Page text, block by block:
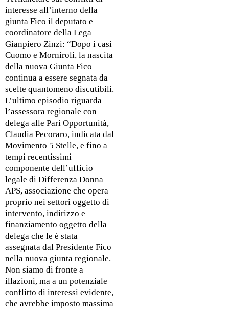
interesse all’interno della
giunta Fico il deputato e
coordinatore della Lega
Gianpiero Zinzi: “Dopo i casi
Cuomo e Morniroli, la nascita
della nuova Giunta Fico
continua a essere segnata da
scelte quantomeno discutibili.
L’ultimo episodio riguarda
l’assessora regionale con
delega alle Pari Opportunità,
Claudia Pecoraro, indicata dal
Movimento 5 Stelle, e fino a
tempi recentissimi
componente dell’ufficio
legale di Differenza Donna
APS, associazione che opera
proprio nei settori oggetto di
intervento, indirizzo e
finanziamento oggetto della
delega che le è stata
assegnata dal Presidente Fico
nella nuova giunta regionale.
Non siamo di fronte a
illazioni, ma a un potenziale
conflitto di interessi evidente,
che avrebbe imposto massima